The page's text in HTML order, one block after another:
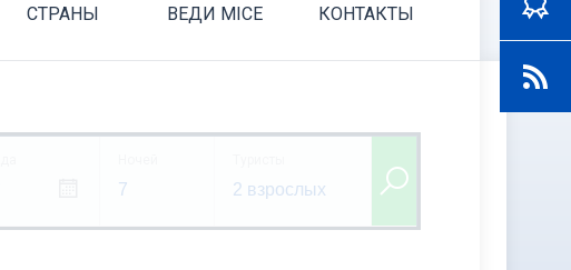
СТРАНЫ ВЕДИ MICE КОНТАКТЫ
7 2 взрослых